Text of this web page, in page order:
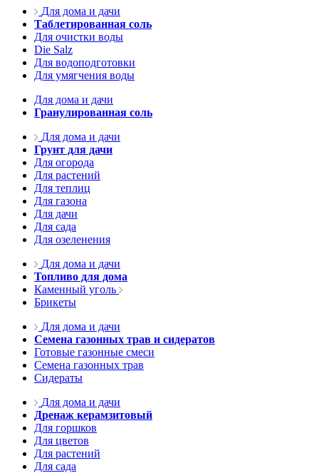
Для дома и дачи
Таблетированная соль
Для очистки воды
Die Salz
Для водоподготовки
Для умягчения воды
Для дома и дачи
Гранулированная соль
Для дома и дачи
Грунт для дачи
Для огорода
Для растений
Для теплиц
Для газона
Для дачи
Для сада
Для озеленения
Для дома и дачи
Топливо для дома
Каменный уголь
Брикеты
Для дома и дачи
Семена газонных трав и сидератов
Готовые газонные смеси
Семена газонных трав
Сидераты
Для дома и дачи
Дренаж керамзитовый
Для горшков
Для цветов
Для растений
Для сада